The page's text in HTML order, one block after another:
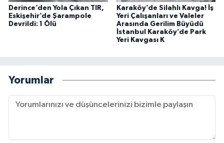
Derince’den Yola Çıkan TIR,
Eskişehir’de Şarampole
Devrildi: 1 Ölü
Karaköy’de Silahlı Kavga! İş
Yeri Çalışanları ve Valeler
Arasında Gerilim Büyüdü
İstanbul Karaköy’de Park
Yeri Kavgası K
Yorumlar